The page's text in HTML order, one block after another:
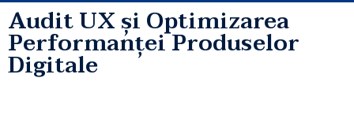
Audit UX și Optimizarea
Performanței Produselor
Digitale